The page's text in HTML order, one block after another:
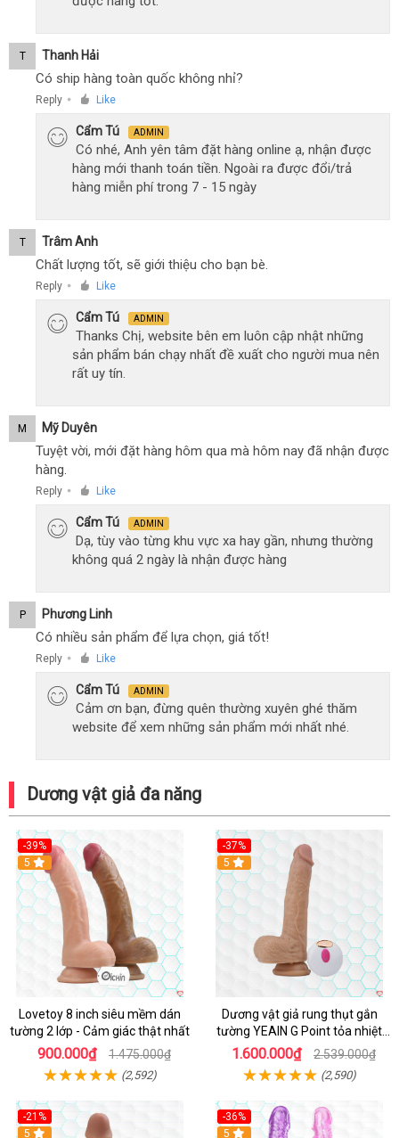
T Thanh Hải
Có ship hàng toàn quốc không nhỉ?
Reply ● Like
Cẩm Tú ADMIN
Có nhé, Anh yên tâm đặt hàng online ạ, nhận được
hàng mới thanh toán tiền. Ngoài ra được đổi/trả
hàng miễn phí trong 7 - 15 ngày
T Trâm Anh
Chất lượng tốt, sẽ giới thiệu cho bạn bè.
Reply ● Like
Cẩm Tú ADMIN
Thanks Chị, website bên em luôn cập nhật những
sản phẩm bán chạy nhất đề xuất cho người mua nên
rất uy tín.
M Mỹ Duyên
Tuyệt vời, mới đặt hàng hôm qua mà hôm nay đã nhận được
hàng.
Reply ● Like
Cẩm Tú ADMIN
Dạ, tùy vào từng khu vực xa hay gần, nhưng thường
không quá 2 ngày là nhận được hàng
P Phương Linh
Có nhiều sản phẩm để lựa chọn, giá tốt!
Reply ● Like
Cẩm Tú ADMIN
Cảm ơn bạn, đừng quên thường xuyên ghé thăm
website để xem những sản phẩm mới nhất nhé.
Dương vật giả đa năng
-39%
Hot
5
Lovetoy 8 inch siêu mềm dán
tường 2 lớp - Cảm giác thật nhất
900.000₫ 1.475.000₫
(2,592)
-37%
5
Dương vật giả rung thụt gắn
tường YEAIN G Point tỏa nhiệt
điều khiển từ xa
1.600.000₫ 2.539.000₫
(2,590)
-21%
Hot
5
-36%
Hot
5